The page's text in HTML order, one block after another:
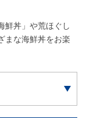
鮮丼」や荒ほぐし
まな海鮮丼をお楽